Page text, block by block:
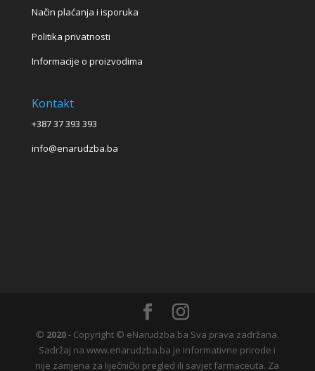
Način plaćanja i isporuka
Politika privatnosti
Informacije o proizvodima
Kontakt
+387 37 393 393
info@enarudzba.ba
© 2020- Copyright © eNarudzba.ba Sva prava zadržana.
Sadržaj na www.enarudzba.ba je informativne prirode i
nije zamjena za liječnički pregled ili savjet farmaceuta. Za